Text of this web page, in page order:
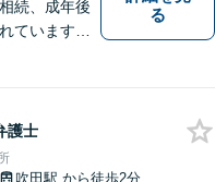
続、成年後
ています。
る
護士
吹田駅 から徒歩2分